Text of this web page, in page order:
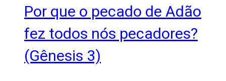
Por que o pecado de Adão
fez todos nós pecadores?
(Gênesis 3)